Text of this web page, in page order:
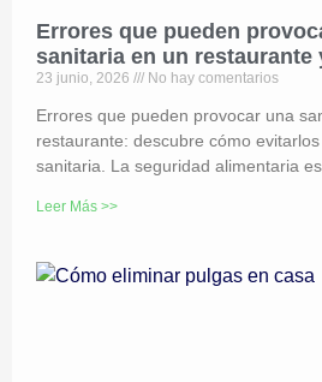
Errores que pueden
sanitaria en un restaurante
23 junio, 2026 No hay comentarios
Errores que pueden provocar una
restaurante: descubre cómo
sanitaria. La seguridad alimentaria
Leer Más >>